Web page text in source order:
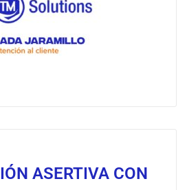
ASERTIVA CON